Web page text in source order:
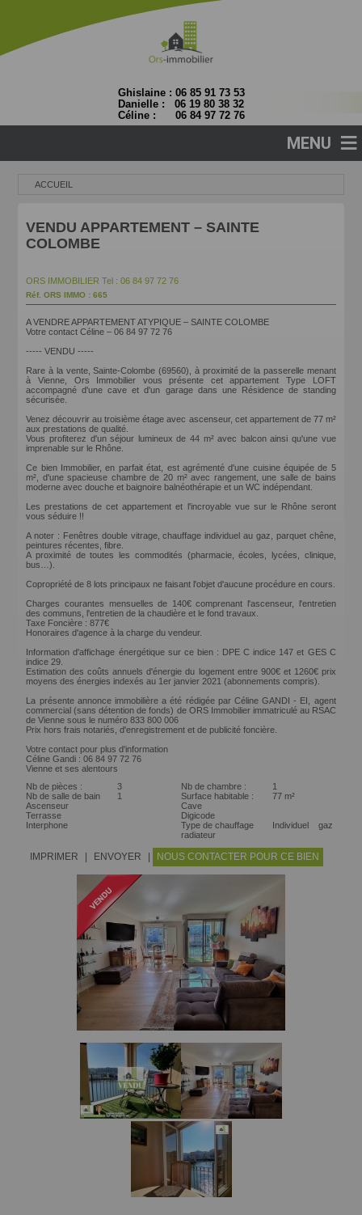
Ghislaine : 06 85 91 73 53
Danielle : 06 19 80 38 32
Céline : 06 84 97 72 76
MENU ≡
ACCUEIL
VENDU APPARTEMENT – SAINTE
COLOMBE
ORS IMMOBILIERTel : 06 84 97 72 76
Réf. ORS IMMO : 665
A VENDRE APPARTEMENT ATYPIQUE – SAINTE COLOMBE
Votre contact Céline – 06 84 97 72 76
----- VENDU -----
Rare à la vente, Sainte-Colombe (69560), à proximité de la passerelle menant
à Vienne, Ors Immobilier vous présente cet appartement Type LOFT
accompagné d'une cave et d'un garage dans une Résidence de standing
sécurisée.
Venez découvrir au troisième étage avec ascenseur, cet appartement de 77 m²
aux prestations de qualité.
Vous profiterez d'un séjour lumineux de 44 m² avec balcon ainsi qu'une vue
imprenable sur le Rhône.
Ce bien Immobilier, en parfait état, est agrémenté d'une cuisine équipée de 5
m², d'une spacieuse chambre de 20 m² avec rangement, une salle de bains
moderne avec douche et baignoire balnéothérapie et un WC indépendant.
Les prestations de cet appartement et l'incroyable vue sur le Rhône seront
vous séduire !!
A noter : Fenêtres double vitrage, chauffage individuel au gaz, parquet chêne,
peintures récentes, fibre.
A proximité de toutes les commodités (pharmacie, écoles, lycées, clinique,
bus…).
Copropriété de 8 lots principaux ne faisant l'objet d'aucune procédure en cours.
Charges courantes mensuelles de 140€ comprenant l'ascenseur, l'entretien
des communs, l'entretien de la chaudière et le fond travaux.
Taxe Foncière : 877€
Honoraires d'agence à la charge du vendeur.
Information d'affichage énergétique sur ce bien : DPE C indice 147 et GES C
indice 29.
Estimation des coûts annuels d'énergie du logement entre 900€ et 1260€ prix
moyens des énergies indexés au 1er janvier 2021 (abonnements compris).
La présente annonce immobilière a été rédigée par Céline GANDI - EI, agent
commercial (sans détention de fonds) de ORS Immobilier immatriculé au RSAC
de Vienne sous le numéro 833 800 006
Prix hors frais notariés, d'enregistrement et de publicité foncière.
Votre contact pour plus d'information
Céline Gandi : 06 84 97 72 76
Vienne et ses alentours
Nb de pièces :
3 Nb de chambre :
1
Nb de salle de bain
1 Surface habitable :
77 m²
Ascenseur
Cave
Terrasse
Digicode
Interphone
Type de chauffage
Individuel gaz
radiateur
IMPRIMER ENVOYER NOUS CONTACTER POUR CE BIEN